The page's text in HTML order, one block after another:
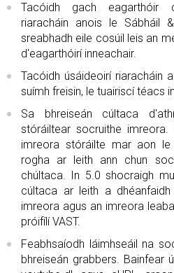
Tacóidh gach eagarthóir
riaracháin anois le Sábháil
sreabhadh eile cosúil leis an
d'eagarthóirí inneachair.
Tacóidh úsáideoirí riaracháin
suímh freisin, le tuairiscí téacs
Sa bhreiseán cúltaca
stóráiltear socruithe
imreora stóráilte mar aon
rogha ar leith ann chun
chúltaca. In 5.0 shocraigh
cúltaca ar leith a
imreora agus an imreora
próifílí VAST.
Feabhsaíodh láimhseáil na
bhreiseán grabbers. Bainfear